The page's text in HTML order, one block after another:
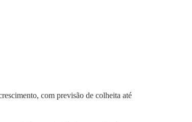
com previsão de colheita até